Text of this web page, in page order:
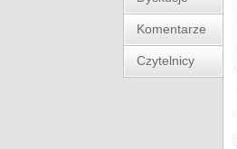
Komentarze
Czytelnicy